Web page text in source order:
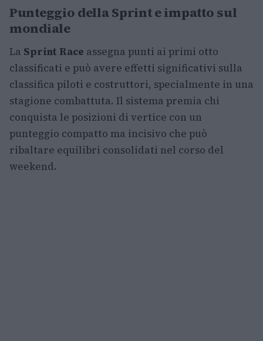
Punteggio della Sprint e impatto sul
mondiale
La Sprint Race assegna punti ai primi otto
classificati e può avere effetti significativi sulla
classifica piloti e costruttori, specialmente in una
stagione combattuta. Il sistema premia chi
conquista le posizioni di vertice con un
punteggio compatto ma incisivo che può
ribaltare equilibri consolidati nel corso del
weekend.